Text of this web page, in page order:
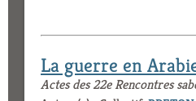
La guerre en
Actes des 22e Rencontres